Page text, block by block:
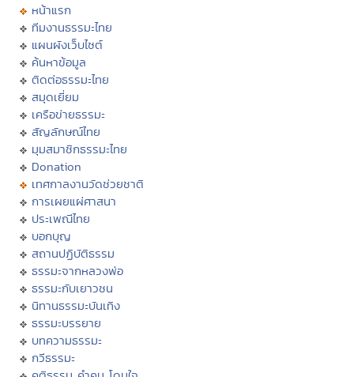
หน้าแรก
ทีมงานธรรมะไทย
แผนผังเว็บไซต์
ค้นหาข้อมูล
ติดต่อธรรมะไทย
สมุดเยี่ยม
เครือข่ายธรรมะ
สัญลักษณ์ไทย
มุมสมาชิกธรรมะไทย
Donation
เทศกาลงานวัดช่วยชาติ
การเผยแผ่ศาสนา
ประเพณีไทย
บอกบุญ
สถานปฏิบัติธรรม
ธรรมะจากหลวงพ่อ
ธรรมะกับเยาวชน
นิทานธรรมะบันเทิง
ธรรมะบรรยาย
บทความธรรมะ
กวีธรรมะ